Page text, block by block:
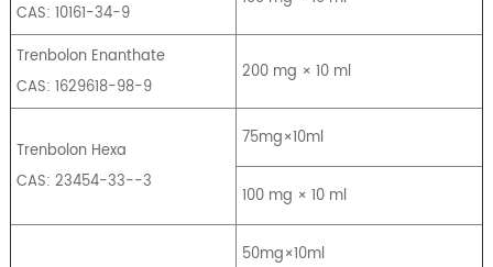
CAS: 10161-34-9
Trenbolon Enanthate
CAS: 1629618-98-9
200 mg × 10 ml
Trenbolon Hexa
CAS: 23454-33--3
75mg×10ml
100 mg × 10 ml
50mg×10ml